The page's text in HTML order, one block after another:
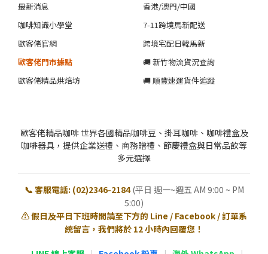
最新消息
咖啡知識小學堂
歐客佬官網
歐客佬門市據點
歐客佬精品烘焙坊
香港/澳門/中國
7-11跨境馬新配送
跨境宅配日韓馬新
🚚 新竹物流貨況查詢
🚚 順豐速運貨件追蹤
歐客佬精品咖啡 世界各國精品咖啡豆、掛耳咖啡、咖啡禮盒及
咖啡器具，提供企業送禮、商務贈禮、節慶禮盒與日常品飲等
多元選擇
📞 客服電話: (02)2346-2184 (平日 週一~週五 AM 9:00 ~ PM
5:00)
⚠️ 假日及平日下班時間請至下方的 Line / Facebook / 訂單系
統留言，我們將於 12 小時內回覆您！